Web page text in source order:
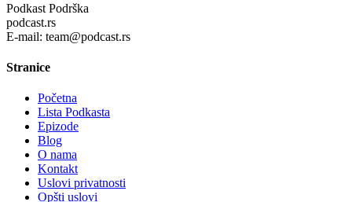
Podkast Podrška
podcast.rs
E-mail: team@podcast.rs
Stranice
Početna
Lista Podkasta
Epizode
Blog
O nama
Kontakt
Uslovi privatnosti
Opšti uslovi